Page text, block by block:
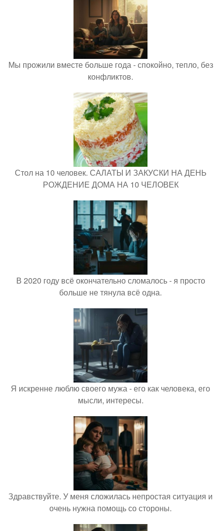
Мы прожили вместе больше года - спокойно, тепло, без
конфликтов.
Стол на 10 человек. САЛАТЫ И ЗАКУСКИ НА ДЕНЬ
РОЖДЕНИЕ ДОМА НА 10 ЧЕЛОВЕК
В 2020 году всё окончательно сломалось - я просто
больше не тянула всё одна.
Я искренне люблю своего мужа - его как человека, его
мысли, интересы.
Здравствуйте. У меня сложилась непростая ситуация и
очень нужна помощь со стороны.